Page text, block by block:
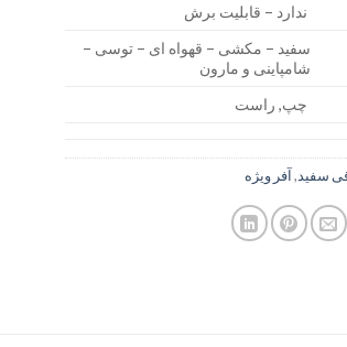
ندارد – قابلیت برش
سفید – مکشی – قهواه ای – توسی –
شامپاینی و مارون
چپ, راست
سفید,آفر ویژه